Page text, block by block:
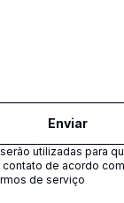
Enviar
utilizadas para
de acordo
de serviço